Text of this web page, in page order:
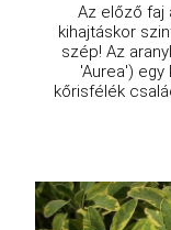
Az előző faj
kihajtáskor
szép! Az
'Aurea')
kőrisfélék